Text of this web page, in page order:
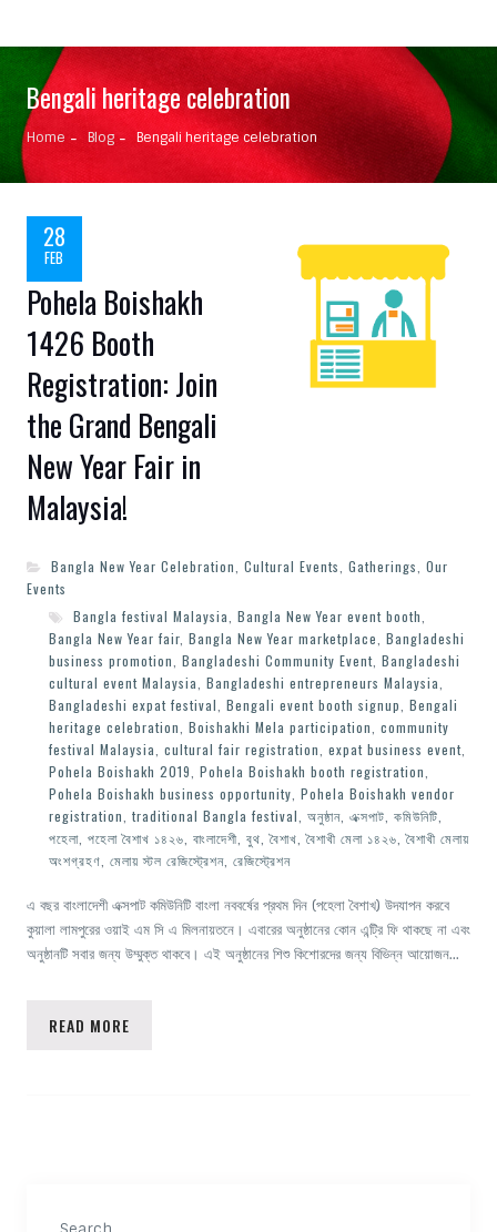
Bengali heritage celebration
Home Blog Bengali heritage celebration
28
FEB
Pohela Boishakh
1426 Booth
Registration: Join
the Grand Bengali
New Year Fair in
Malaysia!
Bangla New Year Celebration Cultural Events Gatherings Our
Events
Bangla festival Malaysia Bangla New Year event booth
Bangla New Year fair, Bangla New Year marketplace Bangladeshi
business promotion Bangladeshi Community Event, Bangladeshi
cultural event Malaysia Bangladeshi entrepreneurs Malaysia
Bangladeshi expat festival Bengali event booth signup Bengali
heritage celebration Boishakhi Mela participation community
festival Malaysia cultural fair registration expat business event,
Pohela Boishakh 2019 Pohela Boishakh booth registration
Pohela Boishakh business opportunity Pohela Boishakh vendor
registration traditional Bangla festival অনুষ্ঠান, এক্সপাট কমিউনিটি
পহেলা, পহেলা বৈশাখ ১৪২৬ বাংলাদেশী বুথ ,বৈশাখ ,বৈশাখী মেলা ১৪২৬ ,বৈশাখী মেলায়
অংশগ্রহণ মেলায় স্টল রেজিস্ট্রেশন, রেজিস্ট্রেশন
এ বছর বাংলাদেশী এক্সপাট কমিউনিটি বাংলা নববর্ষের প্রথম দিন (পহেলা বৈশাখ) উদযাপন করবে
কুয়ালা লামপুরের ওয়াই এম সি এ মিলনায়তনে। এবারের অনুষ্ঠানের কোন এন্ট্রি ফি থাকছে না এবং
অনুষ্ঠানটি সবার জন্য উম্মুক্ত থাকবে। এই অনুষ্ঠানের শিশু কিশোরদের জন্য বিভিন্ন আয়োজন…
READ MORE